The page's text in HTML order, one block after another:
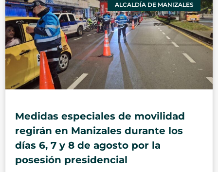
ALCALDÍA DE MANIZALES
Medidas especiales de movilidad
regirán en Manizales durante los
días 6, 7 y 8 de agosto por la
posesión presidencial